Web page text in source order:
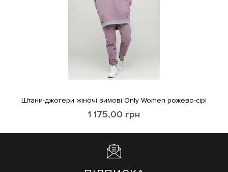
Штани-джогери жіночі зимові Only Women рожево-сірі
1 175,00 грн